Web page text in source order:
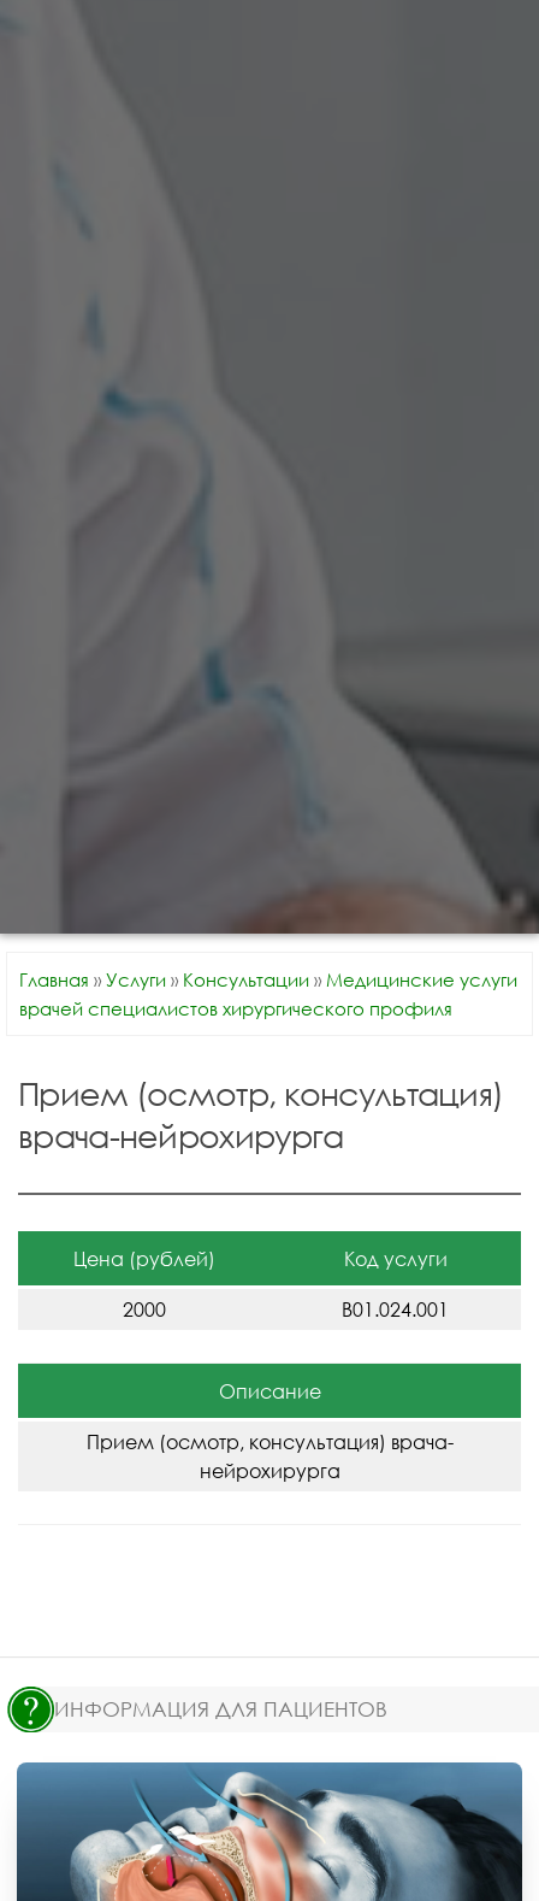
Главная » Услуги » Консультации » Медицинские услуги
врачей специалистов хирургического профиля
Прием (осмотр, консультация)
врача-нейрохирурга
Цена (рублей) Код услуги
2000 В01.024.001
Описание
Прием (осмотр, консультация) врача-
нейрохирурга
ИНФОРМАЦИЯ ДЛЯ ПАЦИЕНТОВ